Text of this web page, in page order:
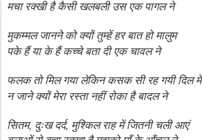
मचा रक्खी है कैसी खलबली उस एक पागल ने
मुकम्मल जानने को क्यों तुम्हें हर बात हो मालुम
पके हैं या के हैं कच्चे बता दी एक चावल ने
फलक तो मिल गया लेकिन कसक सी रह गयी दिल में
न जाने क्यों मेरा रस्ता नहीं रोका है बादल ने
सितम, दुःख दर्द, मुश्किल राह में जितनी चली आएं